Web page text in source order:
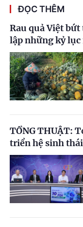
ĐỌC THÊM
Rau quả Việt
lập những kỷ
TỔNG THUẬT:
triển hệ sinh